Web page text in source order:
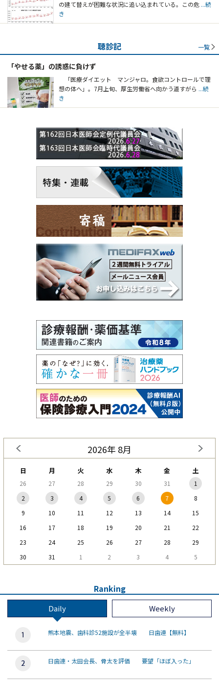
の建て替えが困難な状況に追い込まれている。この危 ...続
き
聴診記 一覧
「やせる薬」の誘惑に負けず
「医療ダイエット マンジャロ。食欲コントロールで理
想の体へ」。7月上旬、厚生労働省へ向かう道すがら ...続
き
2026年 8月
日 月 火 水 木 金 土
26 27 28 29 30 31
1
2
3 4 5 6 7
8
9
10 11 12 13 14
15
16
17 18 19 20 21
22
23
24 25 26 27 28
29
30
31 1 2 3 4 5
Ranking
Daily Weekly
熊本地震、歯科診52施設が全半壊 日歯連【無料】
日歯連・太田会長、骨太を評価 要望「ほぼ入った」